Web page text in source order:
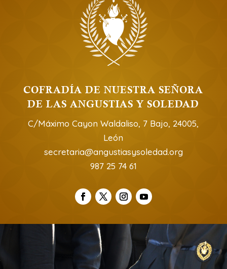
COFRADÍA DE NUESTRA SEÑORA
DE LAS ANGUSTIAS Y SOLEDAD
C/Máximo Cayon Waldaliso, 7 Bajo, 24005,
León
secretaria@angustiasysoledad.org
987 25 74 61